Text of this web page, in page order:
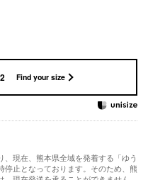
2 Find your size
現在、熊本県全域を発着する「ゆう
停止となっております。そのため、熊